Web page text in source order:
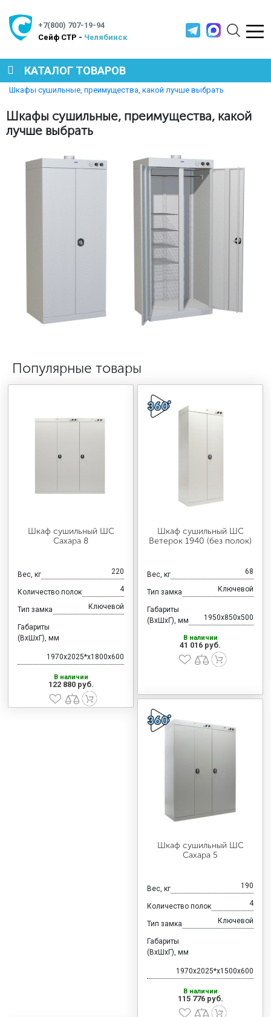
+7(800) 707-19-94
Cейф СТР - Челябинск
КАТАЛОГ ТОВАРОВ
ПРОИЗВОДСТВЕННАЯ МЕБЕЛЬ
СИСТЕМЫ ХРАНЕНИЯ
СТАЛЬНЫЕ ДВЕРИ
Главная
Полезная информация
Шкафы сушильные, преимущества, какой лучше выбрать
Шкафы сушильные, преимущества, какой
лучше выбрать
Популярные товары
Шкаф сушильный ШС
Сахара 8
Вес, кг 220
Количество полок 4
Тип замка Ключевой
Габариты
(ВхШхГ), мм
1970x2025*x1800x600
В наличии
122 880 руб.
Шкаф сушильный ШС
Ветерок 1940 (без полок)
Вес, кг 68
Тип замка Ключевой
Габариты
(ВхШхГ), мм
1950x850x500
В наличии
41 016 руб.
Шкаф сушильный ШС
Сахара 5
Вес, кг 190
Количество полок 4
Тип замка Ключевой
Габариты
(ВхШхГ), мм
1970x2025*x1500x600
В наличии
115 776 руб.